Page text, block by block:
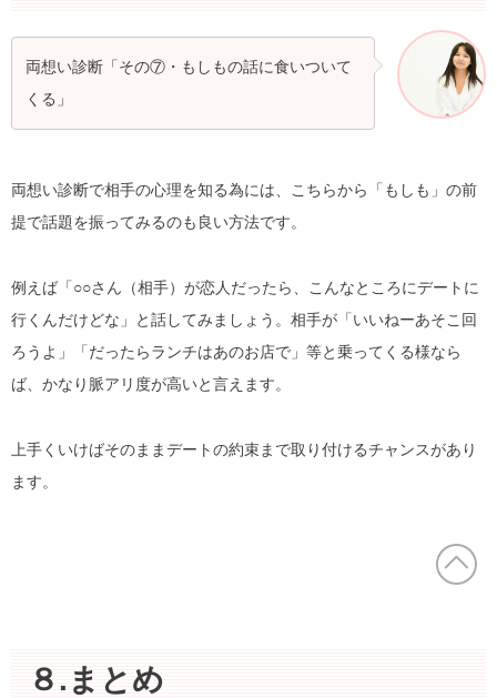
両想い診断「その⑦・もしもの話に食いついて
くる」
両想い診断で相手の心理を知る為には、こちらから「もしも」の前
提で話題を振ってみるのも良い方法です。
例えば「○○さん（相手）が恋人だったら、こんなところにデートに
行くんだけどな」と話してみましょう。相手が「いいねーあそこ回
ろうよ」「だったらランチはあのお店で」等と乗ってくる様なら
ば、かなり脈アリ度が高いと言えます。
上手くいけばそのままデートの約束まで取り付けるチャンスがあり
ます。
８.まとめ